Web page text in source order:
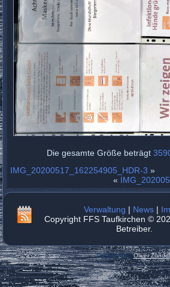
Die gesamte Größe beträgt
IMG_20200517_162254905_HDR-3 »
«
Verwaltung | News |
Copyright FFS Taufkirchen ©
Betreiber.
Designed byOliver Zündel